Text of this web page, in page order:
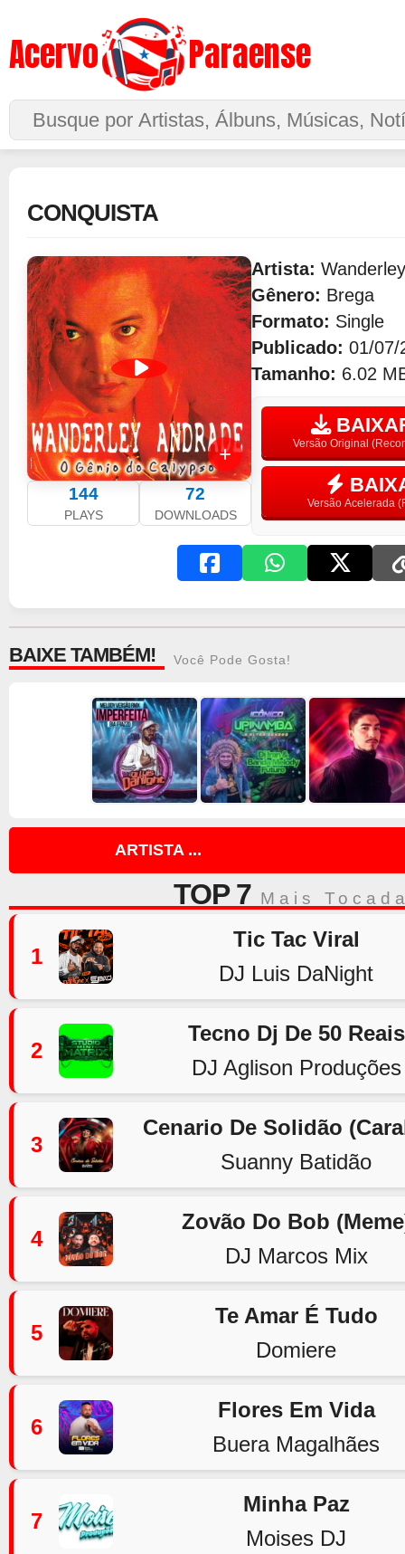
Acervo Paraense
Buscar no Site
CONQUISTA
144
PLAYS
72
DOWNLOADS
Artista:
Gênero: Brega
Formato: Single
Publicado: 01/07/
Tamanho: 6.02
Versão Original
Versão Acelerada
BAIXE TAMBÉM! Você Pode Gosta!
ARTISTA ...
TOP 7 Mais
1
Tic Tac Viral
DJ Luis DaNight
2
Tecno Dj De 50 Reais
DJ Aglison Produções
3
Cenario De Solidão
Suanny Batidão
4
Zovão Do Bob
DJ Marcos Mix
5
Te Amar É Tudo
Domiere
6
Flores Em Vida
Buera Magalhães
7
Minha Paz
Moises DJ